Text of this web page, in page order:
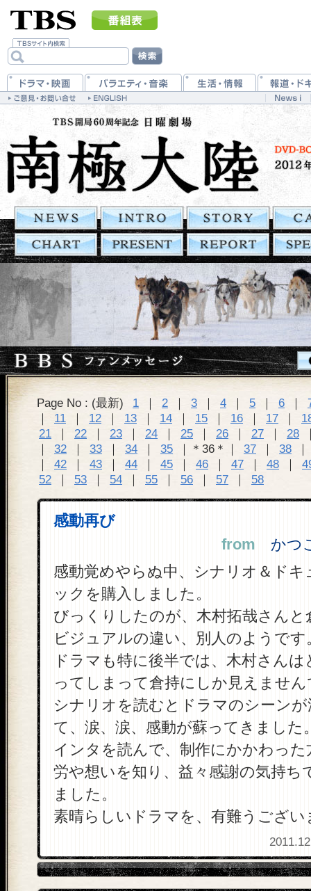
Page No : (最新) 1 ｜ 2 ｜ 3 ｜ 4 ｜ 5 ｜ 6 ｜
｜
11 ｜ 12 ｜ 13 ｜ 14 ｜ 15 ｜ 16 ｜ 17 ｜
21
｜ 22 ｜ 23 ｜ 24 ｜ 25 ｜ 26 ｜ 27 ｜ 28
｜
32 ｜ 33 ｜ 34 ｜ 35 ｜＊36＊｜ 37 ｜ 38
｜
42 ｜ 43 ｜ 44 ｜ 45 ｜ 46 ｜ 47 ｜ 48 ｜
52
｜ 53 ｜ 54 ｜ 55 ｜ 56 ｜ 57 ｜ 58
感動再び
from かつ
感動覚めやらぬ中、シナリオ＆ドキ
ックを購入しました。
びっくりしたのが、木村拓哉さんと
ビジュアルの違い、別人のようです
ドラマも特に後半では、木村さん
ってしまって倉持にしか見えませ
シナリオを読むとドラマのシーン
て、涙、涙、感動が蘇ってきました
インタを読んで、制作にかかわった
労や想いを知り、益々感謝の気持ち
ました。
素晴らしいドラマを、有難うござい